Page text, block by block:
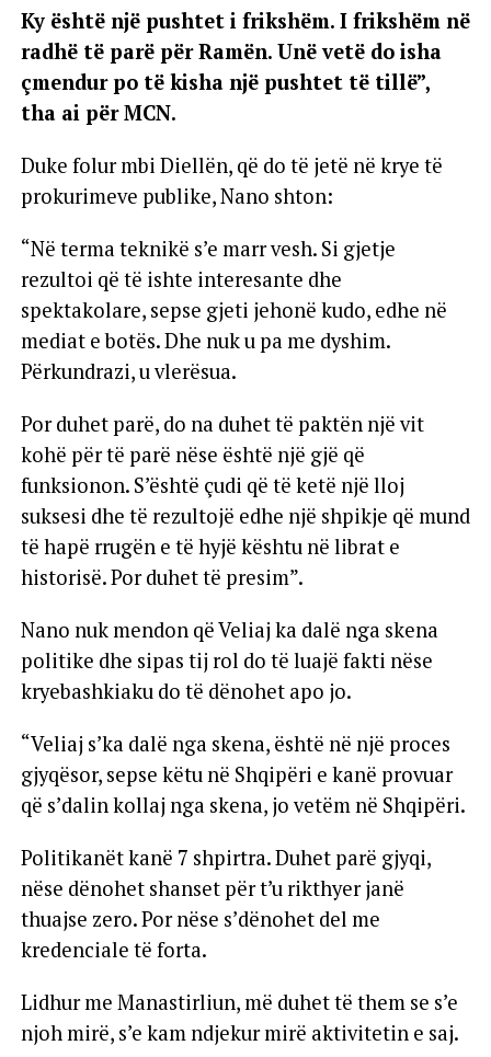
Ky është një pushtet i frikshëm. I frikshëm në
radhë të parë për Ramën. Unë vetë do isha
çmendur po të kisha një pushtet të tillë”,
tha ai për MCN.
Duke folur mbi Diellën, që do të jetë në krye të
prokurimeve publike, Nano shton:
“Në terma teknikë s’e marr vesh. Si gjetje
rezultoi që të ishte interesante dhe
spektakolare, sepse gjeti jehonë kudo, edhe në
mediat e botës. Dhe nuk u pa me dyshim.
Përkundrazi, u vlerësua.
Por duhet parë, do na duhet të paktën një vit
kohë për të parë nëse është një gjë që
funksionon. S’është çudi që të ketë një lloj
suksesi dhe të rezultojë edhe një shpikje që mund
të hapë rrugën e të hyjë kështu në librat e
historisë. Por duhet të presim”.
Nano nuk mendon që Veliaj ka dalë nga skena
politike dhe sipas tij rol do të luajë fakti nëse
kryebashkiaku do të dënohet apo jo.
“Veliaj s’ka dalë nga skena, është në një proces
gjyqësor, sepse këtu në Shqipëri e kanë provuar
që s’dalin kollaj nga skena, jo vetëm në Shqipëri.
Politikanët kanë 7 shpirtra. Duhet parë gjyqi,
nëse dënohet shanset për t’u rikthyer janë
thuajse zero. Por nëse s’dënohet del me
kredenciale të forta.
Lidhur me Manastirliun, më duhet të them se s’e
njoh mirë, s’e kam ndjekur mirë aktivitetin e saj.